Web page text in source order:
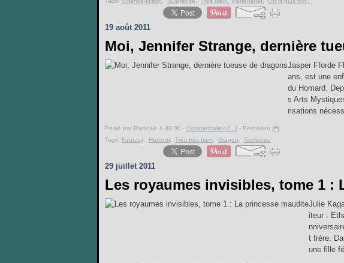
19 août 2011
Moi, Jennifer Strange, dernière
Jasper Fforde
ans, est une
du Homard.
s Arts
risations
Posté par Radicale à 08:00 - Commentaires [ ] - Permalien [#]
Tags: Fantasy, Humour, Très très bien Dragon Territoires
29 juillet 2011
Les royaumes invisibles, tome 1 :
Julie
iteur :
t frère.
une fille